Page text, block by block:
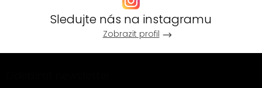
Sledujte nás na instagramu
Zobrazit profil